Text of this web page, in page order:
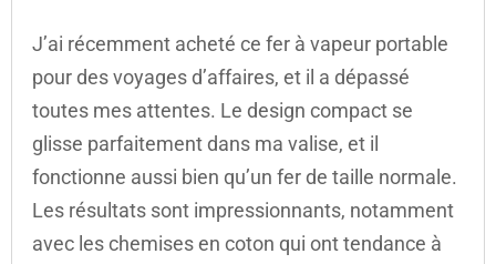
J’ai récemment acheté ce fer à vapeur portable
pour des voyages d’affaires, et il a dépassé
toutes mes attentes. Le design compact se
glisse parfaitement dans ma valise, et il
fonctionne aussi bien qu’un fer de taille normale.
Les résultats sont impressionnants, notamment
avec les chemises en coton qui ont tendance à